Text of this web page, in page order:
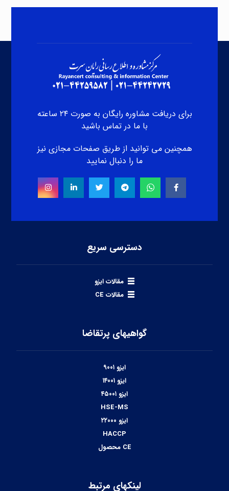
برای دریافت مشاوره رایگان به صورت ۲۴ ساعته
با ما در تماس باشید
همچنین می توانید از طریق صفحات مجازی نیز
ما را دنبال نمایید
دسترسی سریع
مقالات ایزو
مقالات CE
گواهیهای پرتقاضا
ایزو ۹۰۰۱
ایزو ۱۴۰۰۱
ایزو ۴۵۰۰۱
HSE-MS
ایزو ۲۲۰۰۰
HACCP
CE محصول
لینکهای مرتبط